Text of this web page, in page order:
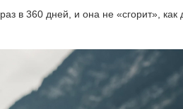
в 360 дней, и она не «сгорит», как